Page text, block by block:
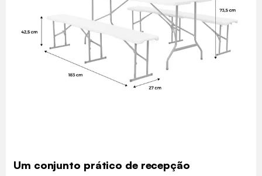
Um conjunto prático de recepção